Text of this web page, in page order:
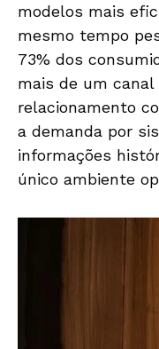
modelos mais
mesmo tempo
73% dos
mais de um canal
relacionamento
a demanda por
informações
único ambiente